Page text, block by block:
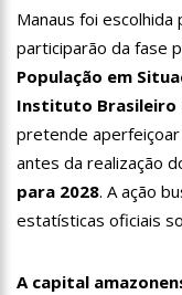
18:08 Com quase
recebido
12:51
Hissa
21:55 Hissa
22:45 Hissa Abrahão
20:33 Hissa Abrahão
Manaus foi
participarão da fase
População em
Instituto Brasileiro
pretende
antes da realização
para 2028. A ação
estatísticas oficiais
A capital